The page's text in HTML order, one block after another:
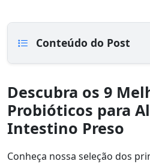
Conteúdo do Post
Descubra os 9
Probióticos para
Intestino Preso
Conheça nossa seleção dos